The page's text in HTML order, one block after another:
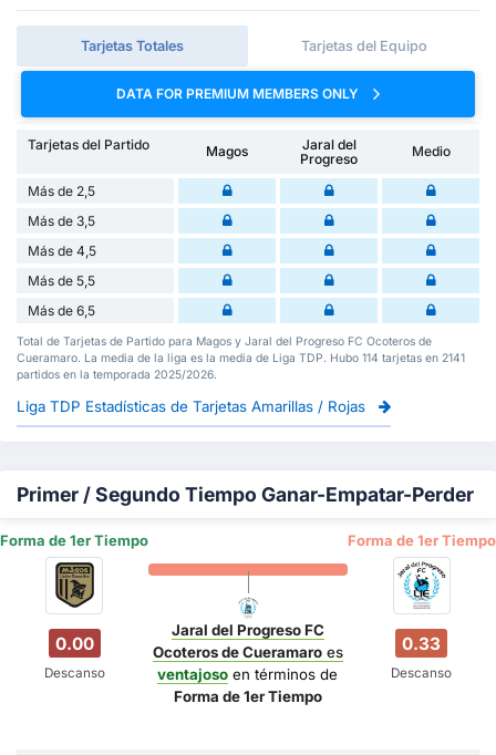
Tarjetas Totales Tarjetas del Equipo
DATA FOR PREMIUM MEMBERS ONLY
Tarjetas del Partido Magos
Jaral del
Progreso
Medio
Más de 2,5
Más de 3,5
Más de 4,5
Más de 5,5
Más de 6,5
Total de Tarjetas de Partido para Magos y Jaral del Progreso FC Ocoteros de
Cueramaro. La media de la liga es la media de Liga TDP. Hubo 114 tarjetas en 2141
partidos en la temporada 2025/2026.
Liga TDP Estadísticas de Tarjetas Amarillas / Rojas
Primer / Segundo Tiempo Ganar-Empatar-Perder
Forma de 1er Tiempo Forma de 1er Tiempo
0.00
Descanso
Jaral del Progreso FC
Ocoteros de Cueramaroes
ventajoso en términos de
Forma de 1er Tiempo
0.33
Descanso